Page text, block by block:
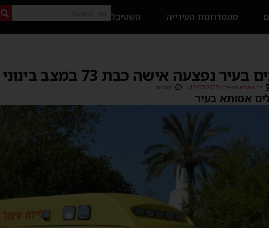
ממסדרונות העירייה השטיבל
נפצעה אישה כבת 73 במצב בינוני
י״ד בתמוז תשפ״ב (13/07/2022) תגובות
אסותא בעיר